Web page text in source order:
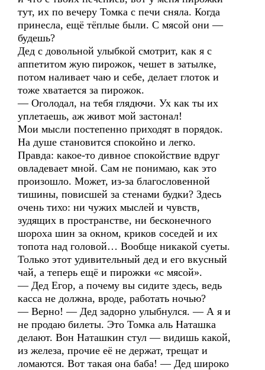
тут, их по вечеру Томка с печи сняла. Когда
принесла, ещё тёплые были. С мясой они —
будешь?
Дед с довольной улыбкой смотрит, как я с
аппетитом жую пирожок, чешет в затылке,
потом наливает чаю и себе, делает глоток и
тоже хватается за пирожок.
— Оголодал, на тебя глядючи. Ух как ты их
уплетаешь, аж живот мой застонал!
Мои мысли постепенно приходят в порядок.
На душе становится спокойно и легко.
Правда: какое-то дивное спокойствие вдруг
овладевает мной. Сам не понимаю, как это
произошло. Может, из-за благословенной
тишины, повисшей за стенами будки? Здесь
очень тихо: ни чужих мыслей и чувств,
зудящих в пространстве, ни бесконечного
шороха шин за окном, криков соседей и их
топота над головой… Вообще никакой суеты.
Только этот удивительный дед и его вкусный
чай, а теперь ещё и пирожки «с мясой».
— Дед Егор, а почему вы сидите здесь, ведь
касса не должна, вроде, работать ночью?
— Верно! — Дед задорно улыбнулся. — А я и
не продаю билеты. Это Томка аль Наташка
делают. Вон Наташкин стул — видишь какой,
из железа, прочие её не держат, трещат и
ломаются. Вот такая она баба! — Дед широко